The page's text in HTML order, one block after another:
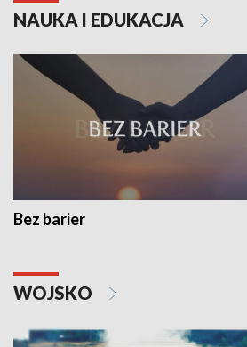
NAUKA I EDUKACJA
Bez barier
WOJSKO